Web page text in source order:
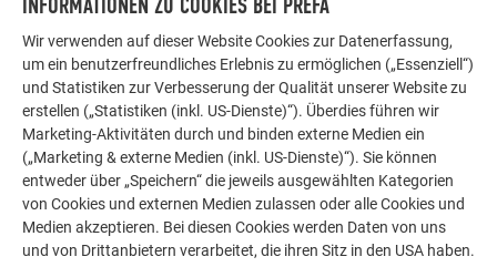
LASSEN SIE SICH INSPIRIEREN
WEITERE OBJEKTE
Die PREFA Referenzgalerie zeigt, wie vielseitig
Aluminium eingesetzt werden kann. Entdecken Sie
weitere beeindruckende Projekte mit den langlebigen
PREFA Aluminiumlösungen für Dach, Solar und
INFORMATIONEN ZU COOKIES BEI PREFA
Wir verwenden auf dieser Website Cookies zur Datenerfassung,
um ein benutzerfreundliches Erlebnis zu ermöglichen („Essenziell“)
und Statistiken zur Verbesserung der Qualität unserer Website zu
erstellen („Statistiken (inkl. US-Dienste)“). Überdies führen wir
Marketing-Aktivitäten durch und binden externe Medien ein
(„Marketing & externe Medien (inkl. US-Dienste)“). Sie können
entweder über „Speichern“ die jeweils ausgewählten Kategorien
von Cookies und externen Medien zulassen oder alle Cookies und
Medien akzeptieren. Bei diesen Cookies werden Daten von uns
und von Drittanbietern verarbeitet, die ihren Sitz in den USA haben.